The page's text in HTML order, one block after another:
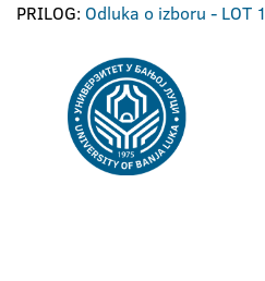
PRILOG: Odluka o izboru - LOT 1